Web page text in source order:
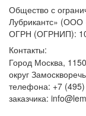
Общество с
Лубрикантс» (ООО
ОГРН (ОГРНИП):
Контакты:
Город Москва,
округ
телефона: +7
заказчика: